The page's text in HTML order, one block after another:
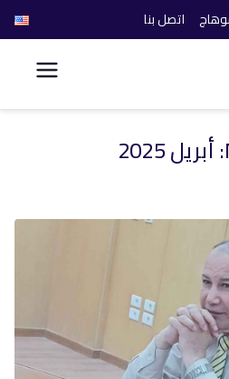
اتصل بنا
والذكاء
أبريل 2025